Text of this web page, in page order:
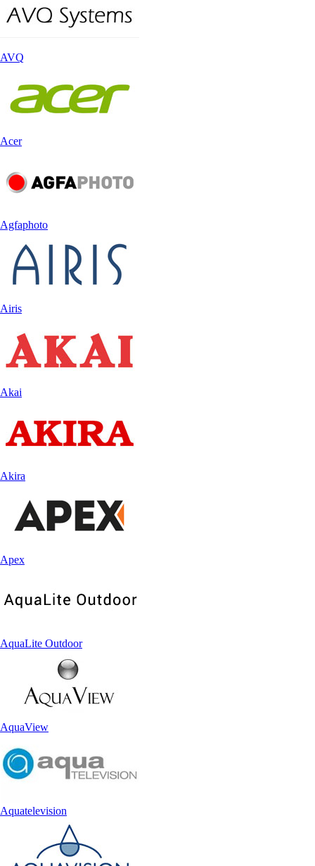
AVQ
Acer
Agfaphoto
Airis
Akai
Akira
Apex
AquaLite Outdoor
AquaView
Aquatelevision